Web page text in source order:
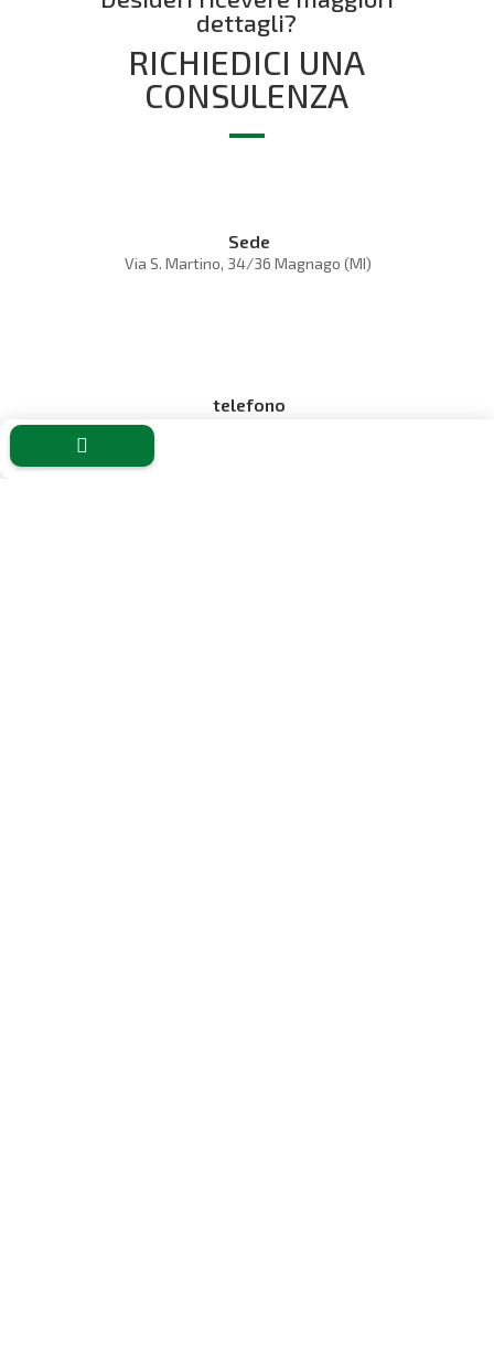
dettagli?
RICHIEDICI UNA
CONSULENZA
Sede
Via S. Martino, 34/36 Magnago (MI)
telefono
